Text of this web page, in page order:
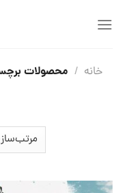
خانه / محصولات